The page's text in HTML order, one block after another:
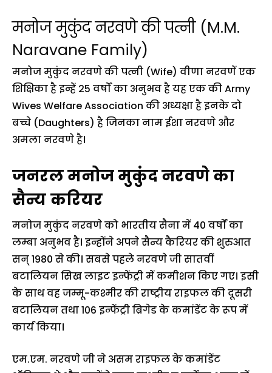
मनोज मुकुंद नरवणे की पत्नी (M.M.
Naravane Family)
मनोज मुकुंद नरवणे की पत्नी (Wife) वीणा नरवणें एक
शिक्षिका है इन्हें 25 वर्षों का अनुभव है यह एक की Army
Wives Welfare Association की अध्यक्षा है इनके दो
बच्चे (Daughters) है जिनका नाम ईशा नरवणे और
अमला नरवणे है।
जनरल मनोज मुकुंद नरवणे का
सैन्यकरियर
मनोज मुकुंद नरवणे को भारतीय सैना में 40 वर्षों का
लम्बा अनुभव है। इन्होंने अपने सैन्य कैरियर की शुरुआत
सन् 1980 से की। सबसे पहले नरवणे जी सातवीं
बटालियन सिख लाइट इन्फेंट्री में कमीशन किए गए। इसी
के साथ वह जम्मू-कश्मीर की राष्ट्रीय राइफल की दूसरी
बटालियन तथा 106 इन्फेंट्री ब्रिगेड के कमांडेंट के रूप में
कार्य किया।
एम.एम. नरवणे जी ने असम राइफल के कमांडेंट